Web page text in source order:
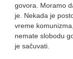
govora. Moramo
je. Nekada je
vreme
nemate slobodu
je sačuvati.